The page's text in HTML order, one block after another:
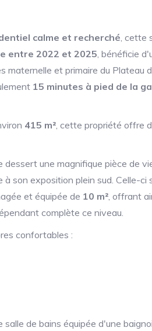
calme et recherché, cette
entre 2022 et 2025, bénéficie
maternelle et primaire du Plateau
15 minutes à pied de la
415 m², cette propriété offre
dessert une magnifique pièce de
à son exposition plein sud. Celle-ci
et équipée de 10 m², offrant
complète ce niveau.
confortables :
de bains équipée d'une